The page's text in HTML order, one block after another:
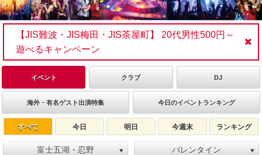
【JIS難波・JIS梅田・JIS茶屋町】 20代男性500円～
遊べるキャンペーン
イベント クラブ DJ
海外・有名ゲスト出演特集 今日のイベントランキング
すべて 今日 明日 今週末 ランキング
富士五湖・忍野 ▼ バレンタイン ▼